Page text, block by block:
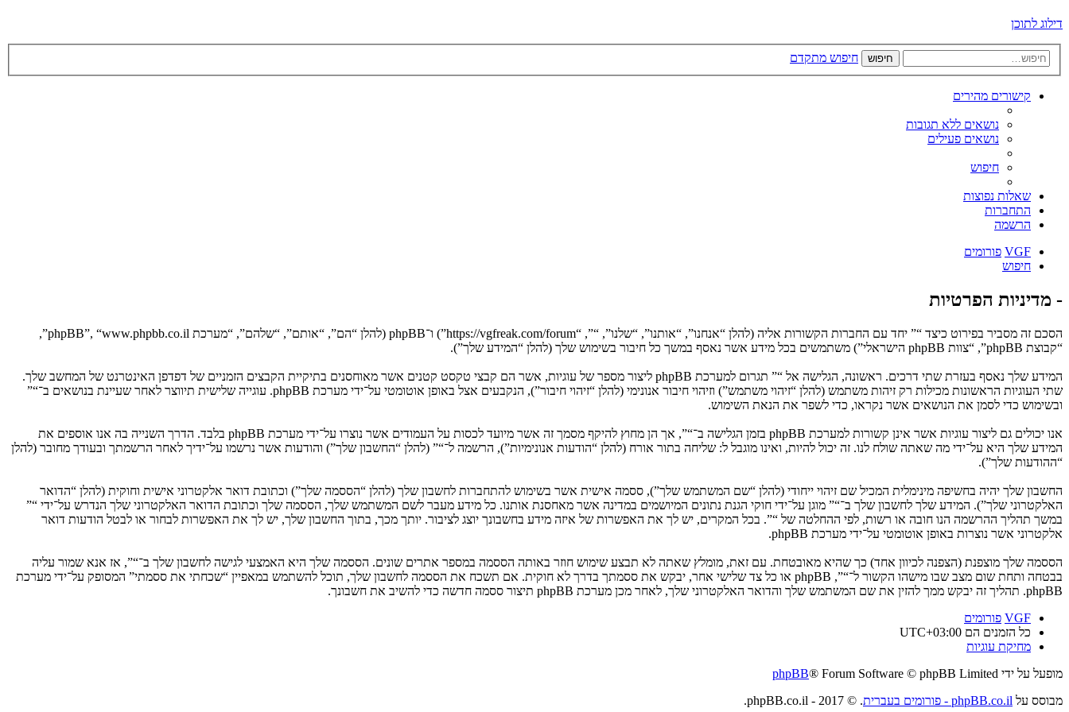
דילוג לתוכן
חיפוש חיפוש מתקדם
קישורים מהירים
נושאים ללא תגובות
נושאים פעילים
חיפוש
שאלות נפוצות
התחברות
הרשמה
VGF פורומים
חיפוש
- מדיניות הפרטיות
הסכם זה מסביר בפירוט כיצד “” יחד עם החברות הקשורות אליה (להלן “אנחנו”, “אותנו”, “שלנו”, “”, “https://vgfreak.com/forum”) ו־phpBB (להלן “הם”, “אותם”, “שלהם”, “מערכת phpBB”, “www.phpbb.co.il”,
“קבוצת phpBB”, “צוות phpBB הישראלי”) משתמשים בכל מידע אשר נאסף במשך כל חיבור בשימוש שלך (להלן “המידע שלך”).
המידע שלך נאסף בעזרת שתי דרכים. ראשונה, הגלישה אל “” תגרום למערכת phpBB ליצור מספר של עוגיות, אשר הם קבצי טקסט קטנים אשר מאוחסנים בתיקיית הקבצים הזמניים של דפדפן האינטרנט של המחשב שלך.
שתי העוגיות הראשונות מכילות רק זיהות משתמש (להלן “זיהוי משתמש”) וזיהוי חיבור אנונימי (להלן “זיהוי חיבור”), הנקבעים אצל באופן אוטומטי על־ידי מערכת phpBB. עוגייה שלישית תיווצר לאחר שעיינת בנושאים ב־“”
ובשימוש כדי לסמן את הנושאים אשר נקראו, כדי לשפר את הנאת השימוש.
אנו יכולים גם ליצור עוגיות אשר אינן קשורות למערכת phpBB בזמן הגלישה ב־“”, אך הן מחוץ להיקף מסמך זה אשר מיועד לכסות על העמודים אשר נוצרו על־ידי מערכת phpBB בלבד. הדרך השנייה בה אנו אוספים את
המידע שלך היא על־ידי מה שאתה שולח לנו. זה יכול להיות, ואינו מוגבל ל: שליחה בתור אורח (להלן “הודעות אנונימיות”), הרשמה ל־“” (להלן “החשבון שלך”) והודעות אשר נרשמו על־ידיך לאחר הרשמתך ובעודך מחובר (להלן
“ההודעות שלך”).
החשבון שלך יהיה בחשיפה מינימלית המכיל שם זיהוי ייחודי (להלן “שם המשתמש שלך”), ססמה אישית אשר בשימוש להתחברות לחשבון שלך (להלן “הססמה שלך”) וכתובת דואר אלקטרוני אישית וחוקית (להלן “הדואר
האלקטרוני שלך”). המידע שלך לחשבון שלך ב־“” מוגן על־ידי חוקי הגנת נתונים המיושמים במדינה אשר מאחסנת אותנו. כל מידע מעבר לשם המשתמש שלך, הססמה שלך וכתובת הדואר האלקטרוני שלך הנדרש על־ידי “”
במשך תהליך ההרשמה הנו חובה או רשות, לפי ההחלטה של “”. בכל המקרים, יש לך את האפשרות של איזה מידע בחשבונך יוצג לציבור. יותך מכך, בתוך החשבון שלך, יש לך את האפשרות לבחור או לבטל הודעות דואר
אלקטרוני אשר נוצרות באופן אוטומטי על־ידי מערכת phpBB.
הססמה שלך מוצפנת (הצפנה לכיוון אחד) כך שהיא מאובטחת. עם זאת, מומלץ שאתה לא תבצע שימוש חוזר באותה הססמה במספר אתרים שונים. הססמה שלך היא האמצעי לגישה לחשבון שלך ב־“”, אז אנא שמור עליה
בבטחה ותחת שום מצב שבו מישהו הקשור ל־“”, phpBB או כל צד שלישי אחר, יבקש את ססמתך בדרך לא חוקית. אם תשכח את הססמה לחשבון שלך, תוכל להשתמש במאפיין “שכחתי את ססמתי” המסופק על־ידי מערכת
phpBB. תהליך זה יבקש ממך להזין את שם המשתמש שלך והדואר האלקטרוני שלך, לאחר מכן מערכת phpBB תיצור ססמה חדשה כדי להשיב את חשבונך.
VGF פורומים
כל הזמנים הם UTC+03:00
מחיקת עוגיות
מופעל על ידי
phpBB® Forum Software © phpBB Limited
מבוסס על phpBB.co.il - פורומים בעברית . © 2017 - phpBB.co.il.